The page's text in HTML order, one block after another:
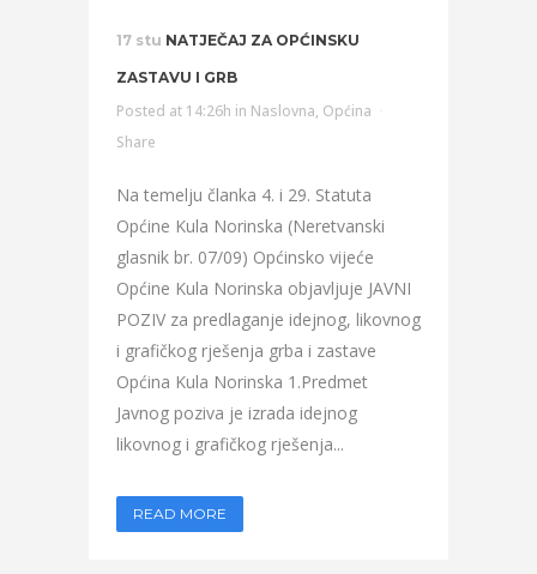
17 stu NATJEČAJ ZA OPĆINSKU
ZASTAVU I GRB
Posted at 14:26h in Naslovna, Općina
Share
Na temelju članka 4. i 29. Statuta
Općine Kula Norinska (Neretvanski
glasnik br. 07/09) Općinsko vijeće
Općine Kula Norinska objavljuje JAVNI
POZIV za predlaganje idejnog, likovnog
i grafičkog rješenja grba i zastave
Općina Kula Norinska 1.Predmet
Javnog poziva je izrada idejnog
likovnog i grafičkog rješenja...
READ MORE